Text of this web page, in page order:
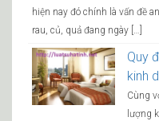
hiện nay đó chính là vấn đề
rau, củ, quả đang ngày […]
Quy
kinh
Cùng
lượng